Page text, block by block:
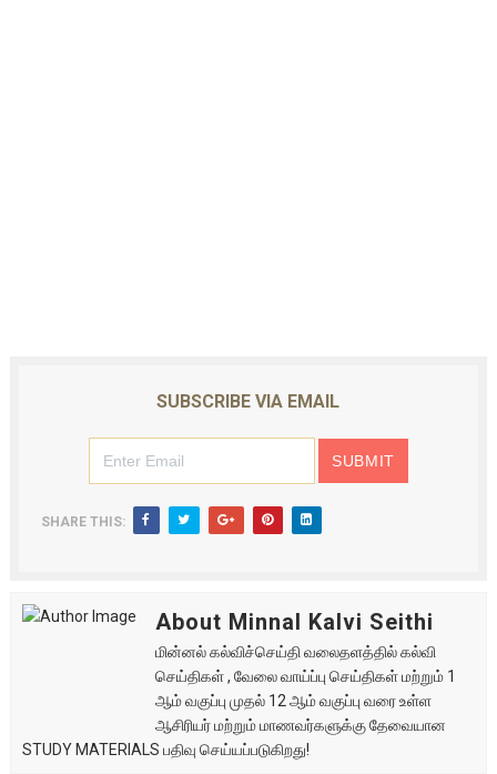
SUBSCRIBE VIA EMAIL
SHARE THIS:
About Minnal Kalvi Seithi
மின்னல் கல்விச்செய்தி வலைதளத்தில் கல்வி
செய்திகள் , வேலை வாய்ப்பு செய்திகள் மற்றும் 1
ஆம் வகுப்பு முதல் 12 ஆம் வகுப்பு வரை உள்ள
ஆசிரியர் மற்றும் மாணவர்களுக்கு தேவையான
STUDY MATERIALS பதிவு செய்யப்படுகிறது!